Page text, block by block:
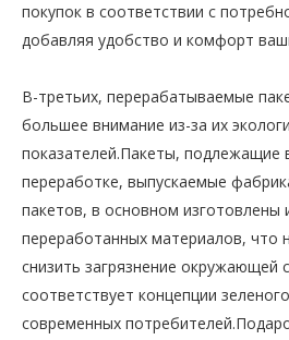
покупок в соответствии с
добавляя удобство и комфорт
В-третьих, перерабатываемые
большее внимание из-за их
показателей.Пакеты, подлежащие
переработке, выпускаемые
пакетов, в основном изготовлены
переработанных материалов, что
снизить загрязнение окружающей
соответствует концепции
современных